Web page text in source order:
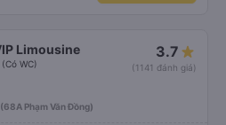
Limousine
WC)
3.7
(1141 đánh giá)
Phạm Văn Đồng)